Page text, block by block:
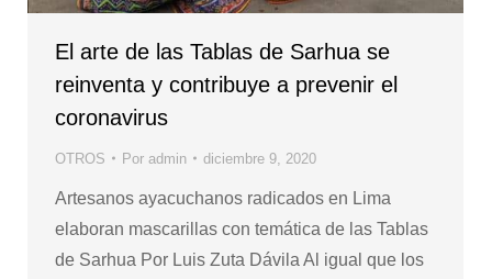
El arte de las Tablas de Sarhua se
reinventa y contribuye a prevenir el
coronavirus
OTROS Por admin diciembre 9, 2020
Artesanos ayacuchanos radicados en Lima
elaboran mascarillas con temática de las Tablas
de Sarhua Por Luis Zuta Dávila Al igual que los